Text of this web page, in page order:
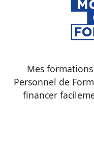
Mes
Personnel de
financer